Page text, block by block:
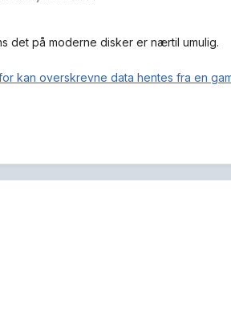
det på moderne disker er nærtil umulig.
kan overskrevne data hentes fra en